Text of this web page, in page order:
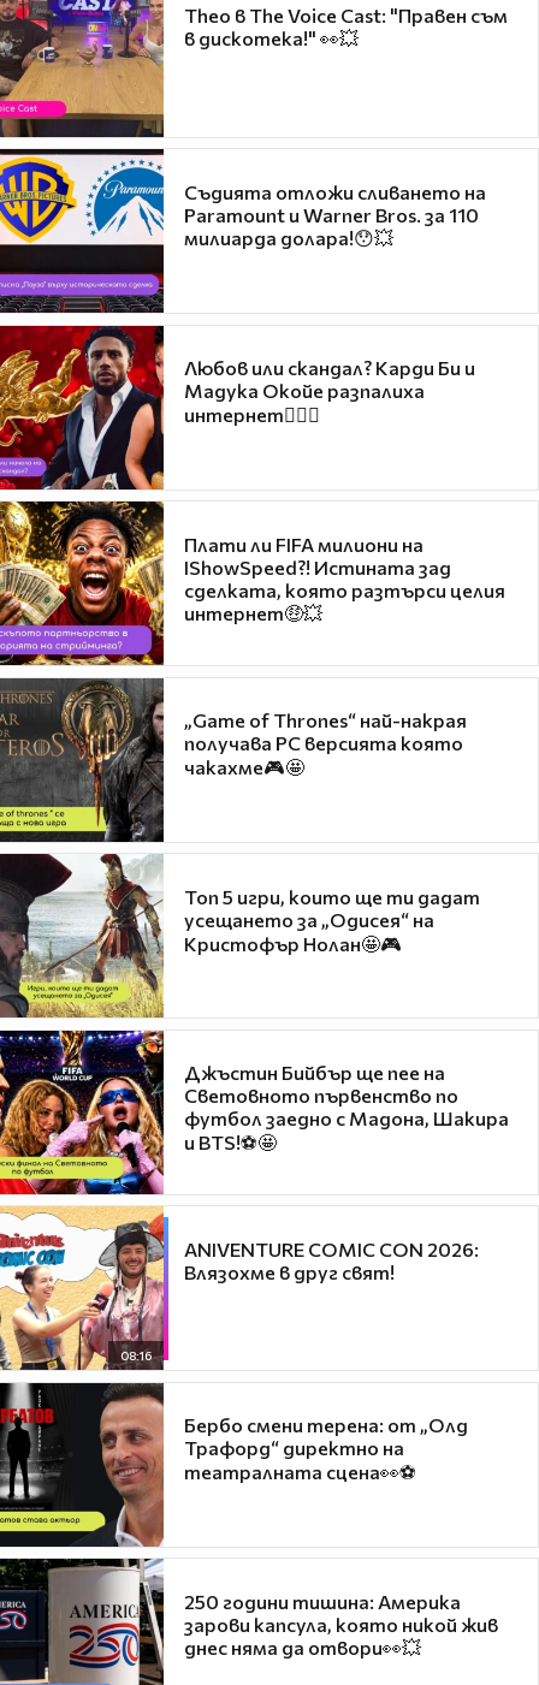
Theo в The Voice Cast: "Правен съм
в дискотека!" 👀💥
Съдията отложи сливането на
Paramount и Warner Bros. за 110
милиарда долара!😯💥
Любов или скандал? Карди Би и
Мадука Окойе разпалиха
интернет❤️‍🔥🔥
Плати ли FIFA милиони на
IShowSpeed?! Истината зад
сделката, която разтърси целия
интернет🤑💥
„Game of Thrones“ най-накрая
получава PC версията която
чакахме🎮🤩
Топ 5 игри, които ще ти дадат
усещането за „Одисея“ на
Кристофър Нолан🤩🎮
Джъстин Бийбър ще пее на
Световното първенство по
футбол заедно с Мадона, Шакира
и BTS!⚽🤩
08:16
ANIVENTURE COMIC CON 2026:
Влязохме в друг свят!
Бербо смени терена: от „Олд
Трафорд“ директно на
театралната сцена👀⚽
250 години тишина: Америка
зарови капсула, която никой жив
днес няма да отвори👀💥